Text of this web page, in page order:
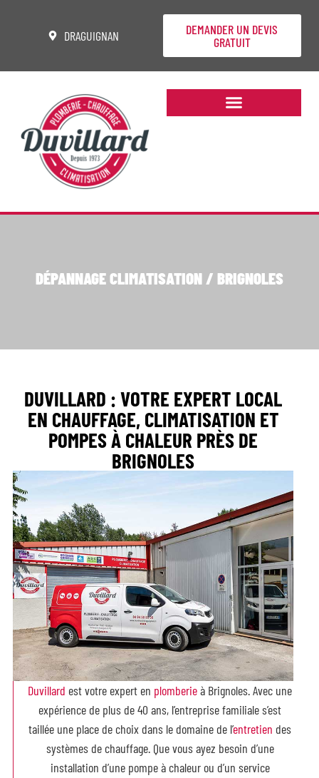
DRAGUIGNAN
DEMANDER UN DEVIS
GRATUIT
DÉPANNAGE CLIMATISATION / BRIGNOLES
DUVILLARD : VOTRE EXPERT LOCAL
EN CHAUFFAGE, CLIMATISATION ET
POMPES À CHALEUR PRÈS DE
BRIGNOLES
Duvillard est votre expert en plomberieà Brignoles. Avec une
expérience de plus de 40 ans, l’entreprise familiale s’est
taillée une place de choix dans le domaine de l’entretien des
systèmes de chauffage. Que vous ayez besoin d’une
installation d’une pompe à chaleur ou d’un service